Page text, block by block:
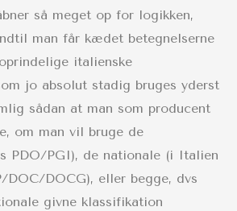
så meget op for logikken,
man får kædet betegnelserne
italienske
jo absolut stadig bruges yderst
sådan at man som producent
om man vil bruge de
PDO/PGI), de nationale (i Italien
DOCG), eller begge, dvs
givne klassifikation